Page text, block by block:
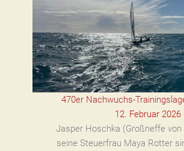
470er Nachwuchs-
12. Februar 2026
Jasper Hoschka (Großneffe von
seine Steuerfrau Maya Rotter